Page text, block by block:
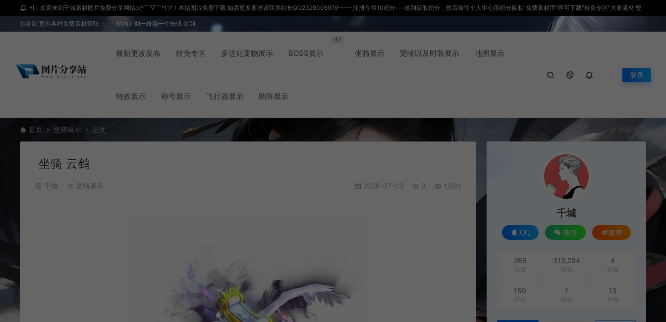
HI，欢迎来到千城素材图片免费分享网站o(*￣▽￣*)ブ！本站图片免费下载 如需更多要求请联系站长QQ2329006979-----注册立得10积分---签到获取积分，然后前往个人中心用积分换取“免费素材币”即可下载“转免专区”大量素材 坚
持签到 更有各种免费素材获取------站内右侧一排第一个按钮 签到
最新更改发布 转免专区 多进化宠物展示 BOSS展示
67
坐骑展示 宠物以及时装展示 地图展示
特效展示 称号展示 飞行器展示 助阵展示
登录
首页 坐骑展示 正文 我要投稿
坐骑 云鹤
千城 坐骑展示 2026-07-03 0 1,061
千城
QQ 微信 微博
266
文章
313,294
浏览
4
收藏
159
评论
1
标签
13
分类